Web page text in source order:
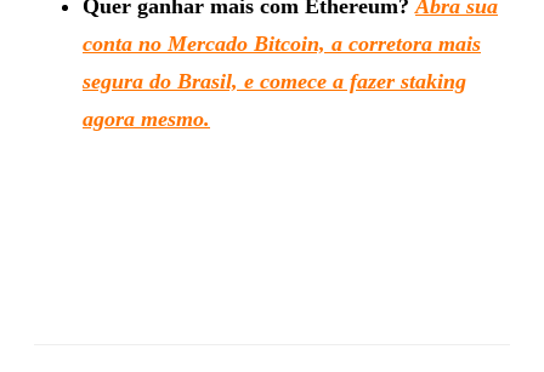
Quer ganhar mais com Ethereum? Abra sua
conta no Mercado Bitcoin, a corretora mais
segura do Brasil, e comece a fazer staking
agora mesmo.